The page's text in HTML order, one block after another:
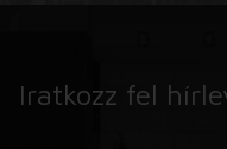
Iratkozz fel